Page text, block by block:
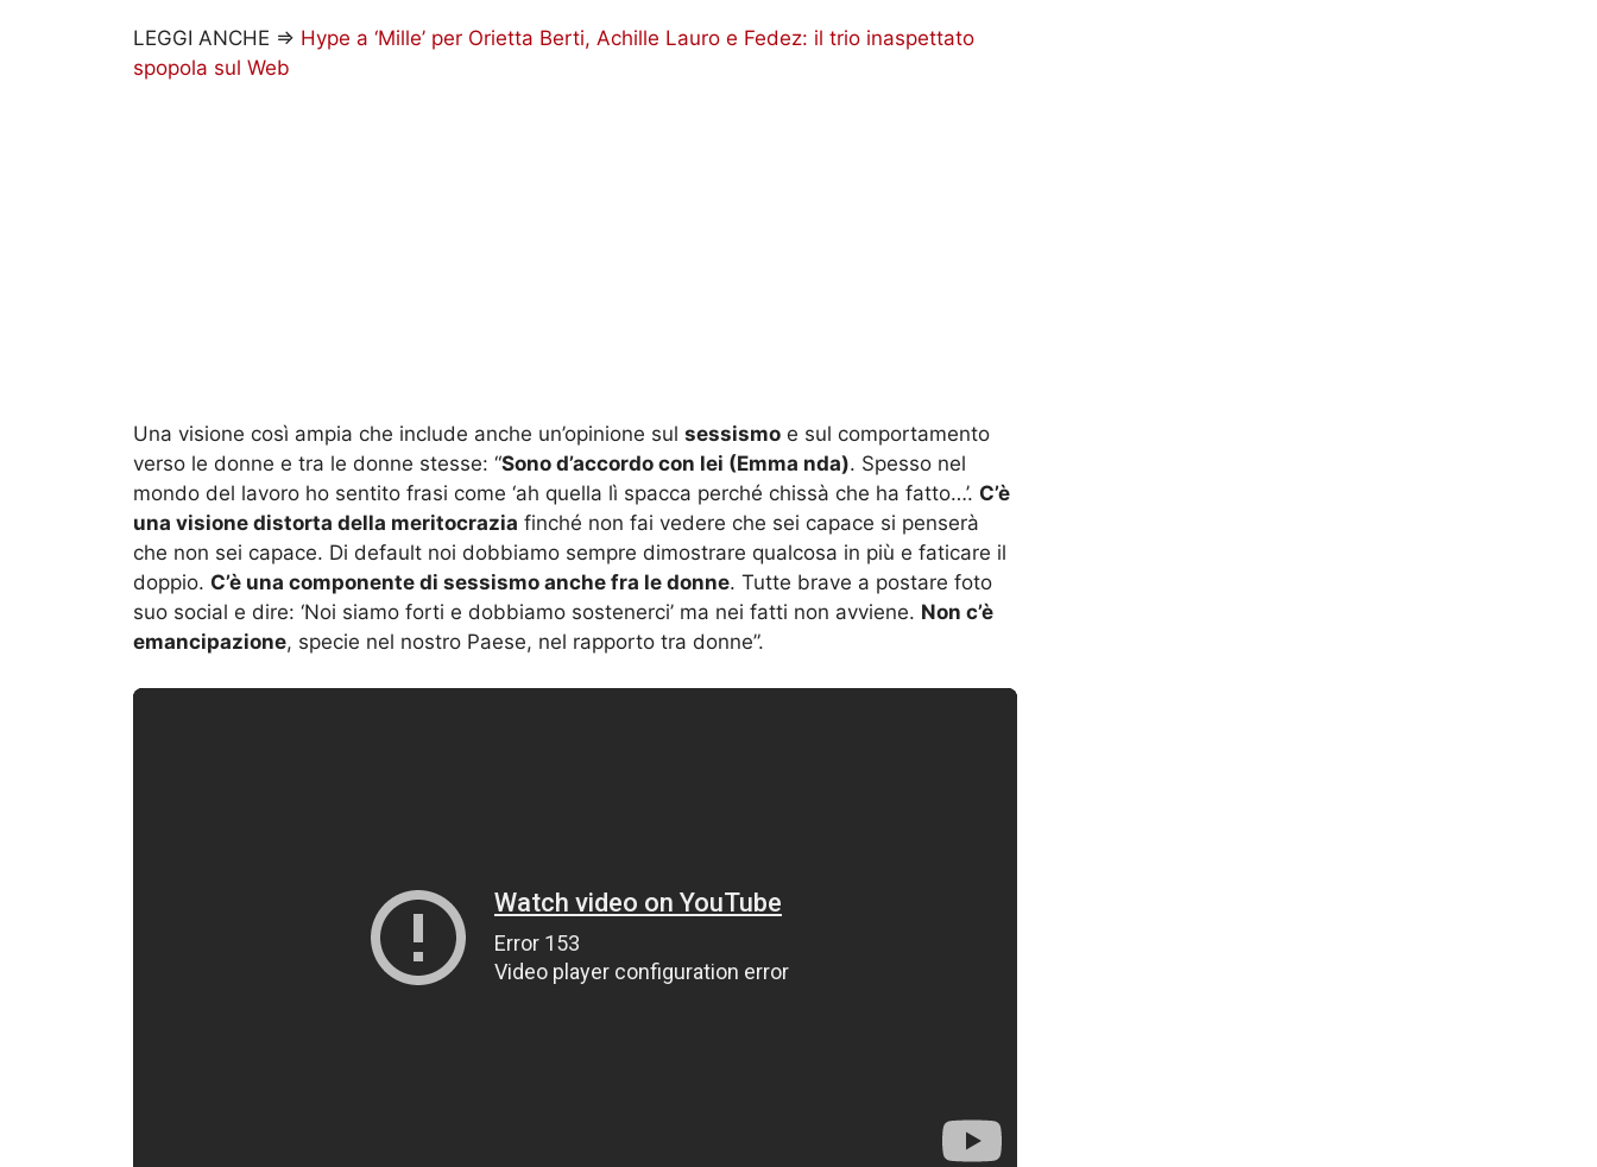
LEGGI ANCHE => Hype a ‘Mille’ per Orietta Berti, Achille Lauro e Fedez: il trio inaspettato
spopola sul Web
Una visione così ampia che include anche un’opinione sul sessismo e sul comportamento
verso le donne e tra le donne stesse: “Sono d’accordo con lei (Emma nda). Spesso nel
mondo del lavoro ho sentito frasi come ‘ah quella lì spacca perché chissà che ha fatto…’. C’è
una visione distorta della meritocrazia finché non fai vedere che sei capace si penserà
che non sei capace. Di default noi dobbiamo sempre dimostrare qualcosa in più e faticare il
doppio. C’è una componente di sessismo anche fra le donne. Tutte brave a postare foto
suo social e dire: ‘Noi siamo forti e dobbiamo sostenerci’ ma nei fatti non avviene. Non c’è
emancipazione, specie nel nostro Paese, nel rapporto tra donne”.